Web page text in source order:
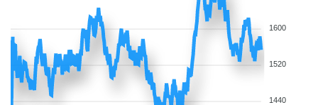
1600
1520
1440